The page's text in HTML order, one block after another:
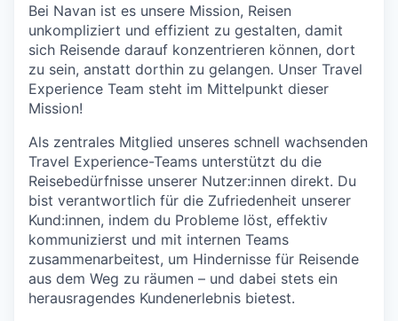
Bei Navan ist es unsere Mission, Reisen
unkompliziert und effizient zu gestalten, damit
sich Reisende darauf konzentrieren können, dort
zu sein, anstatt dorthin zu gelangen. Unser Travel
Experience Team steht im Mittelpunkt dieser
Mission!
Als zentrales Mitglied unseres schnell wachsenden
Travel Experience-Teams unterstützt du die
Reisebedürfnisse unserer Nutzer:innen direkt. Du
bist verantwortlich für die Zufriedenheit unserer
Kund:innen, indem du Probleme löst, effektiv
kommunizierst und mit internen Teams
zusammenarbeitest, um Hindernisse für Reisende
aus dem Weg zu räumen – und dabei stets ein
herausragendes Kundenerlebnis bietest.